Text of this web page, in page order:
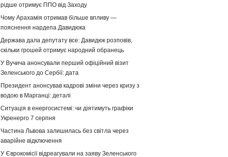
рідше отримує ППО від Заходу
Чому Арахамія отримав більше впливу —
пояснення нардепа Давидюка
Держава дала депутату все: Давидюк розповів,
скільки грошей отримує народний обранець
У Вучича анонсували перший офіційний візит
Зеленського до Сербії: дата
Президент анонсував кадрові зміни через кризу з
водою в Марганці: деталі
Ситуація в енергосистемі: чи діятимуть графіки
Укренерго 7 серпня
Частина Львова залишилась без світла через
аварійне відключення
У Єврокомісії відреагували на заяву Зеленського